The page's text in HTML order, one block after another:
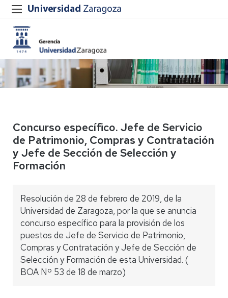
Concurso específico. Jefe de Servicio
de Patrimonio, Compras y Contratación
y Jefe de Sección de Selección y
Formación
Resolución de 28 de febrero de 2019, de la
Universidad de Zaragoza, por la que se anuncia
concurso específico para la provisión de los
puestos de Jefe de Servicio de Patrimonio,
Compras y Contratación y Jefe de Sección de
Selección y Formación de esta Universidad. (
BOA Nº 53 de 18 de marzo)